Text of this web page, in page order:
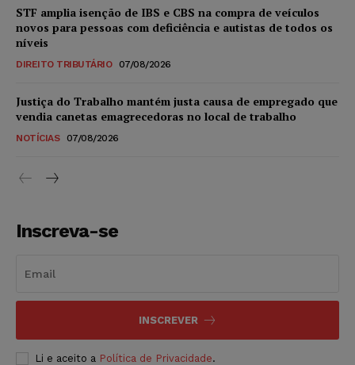
STF amplia isenção de IBS e CBS na compra de veículos
novos para pessoas com deficiência e autistas de todos os
níveis
DIREITO TRIBUTÁRIO 07/08/2026
Justiça do Trabalho mantém justa causa de empregado que
vendia canetas emagrecedoras no local de trabalho
NOTÍCIAS 07/08/2026
Inscreva-se
INSCREVER
Li e aceito a Política de Privacidade.